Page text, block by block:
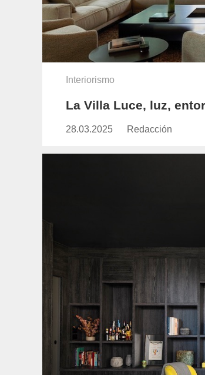
Interiorismo
La Villa Luce, luz,
Publicado
28.03.2025 https://
Redacción